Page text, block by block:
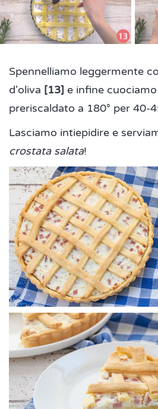
Spennelliamo leggermente
d'oliva [13] e infine
preriscaldato a 180° per 40-
Lasciamo intiepidire e
crostata salata!